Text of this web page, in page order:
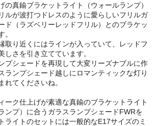
の真鍮ブラケットライト（ウォールランプ）
ルが波打つドレスのように愛らしいフリルガ
ド（ラズベリーレッドフリル）とのブラケッ
。
取り近くにはラインが入っていて、レッドフ
しさを引き立てています。
プシェードを再現して大変リーズナブルに作
ランプシェード越しにロマンティックな灯り
れてくださいね。
ーク仕上げが素適な真鍮のブラケットライト
ンプ）に合うガラスランプシェードFWRを
ライトのセットには一般的なE17サイズのミ